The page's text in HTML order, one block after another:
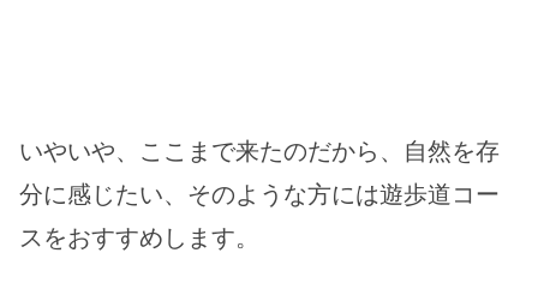
いやいや、ここまで来たのだから、自然を存
分に感じたい、そのような方には遊歩道コー
スをおすすめします。